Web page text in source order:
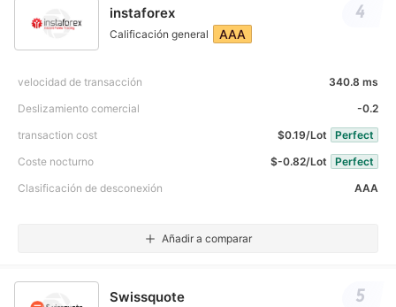
instaforex
Calificación general AAA
velocidad de transacción
340.8 ms
Deslizamiento comercial
-0.2
transaction cost
$0.19/Lot
Perfect
Coste nocturno
$-0.82/Lot
Perfect
Clasificación de desconexión
AAA
Añadir a comparar
4
Swissquote 5